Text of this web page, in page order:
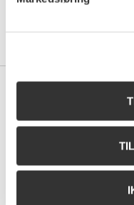
Grev Wedels Plass